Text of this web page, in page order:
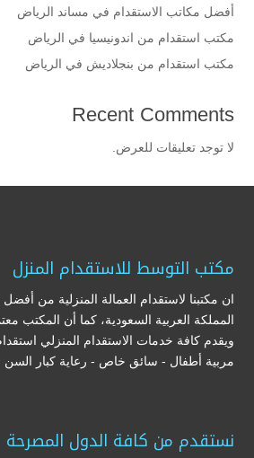
أفضل مكاتب الاستقدام في مساند الرياض
مكتب استقدام من اندونيسيا في الرياض
مكتب استقدام من بنجلاديش في الرياض
Recent Comments
لا توجد تعليقات للعرض.
مكتب التوسط للاستقدام المنزل
ان مكتبنا لاستقدام العمالة المنزلية من
المملكة العربية السعودية، كما أن المكتب
ويقدم كافة خدمات الاستقدام المنزلي
مربية أطفال - سائق خاص - رعاية كبار
نستقدم من كافة الدول المصرحة